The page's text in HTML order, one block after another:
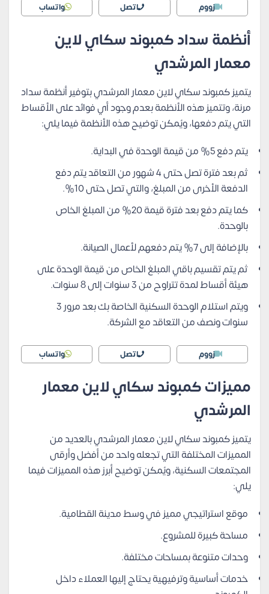
زووم اتصل واتساب
أنظمة سداد كمبوند سكاي لاين
معمار المرشدي
يتميز كمبوند سكاي لاين معمار المرشدي بتوفير أنظمة سداد
مرنة، وتتميز هذه الأنظمة بعدم وجود أي فوائد على الأقساط
التي يتم دفعها، ويُمكن توضيح هذه الأنظمة فيما يلي:
يتم دفع 5% من قيمة الوحدة في البداية.
ثم بعد فترة تصل حتى 4 شهور من التعاقد يتم دفع
الدفعة الأخرى من المبلغ، والتي تصل حتى 10%.
كما يتم دفع بعد فترة قيمة 20% من المبلغ الخاص
بالوحدة.
بالإضافة إلى 7% يتم دفعهم لأعمال الصيانة.
ثم يتم تقسيم باقي المبلغ الخاص من قيمة الوحدة على
هيئة أقساط لمدة تتراوح من 3 سنوات إلى 8 سنوات.
ويتم استلام الوحدة السكنية الخاصة بك بعد مرور 3
سنوات ونصف من التعاقد مع الشركة.
زووم اتصل واتساب
مميزات كمبوند سكاي لاين معمار
المرشدي
يتميز كمبوند سكاي لاين معمار المرشدي بالعديد من
المميزات المختلفة التي تجعله واحد من أفضل وأرقى
المجتمعات السكنية، ويُمكن توضيح أبرز هذه المميزات فيما
يلي:
موقع استراتيجي مميز في وسط مدينة القطامية.
مساحة كبيرة للمشروع.
وحدات متنوعة بمساحات مختلفة.
خدمات أساسية وترفيهية يحتاج إليها العملاء داخل